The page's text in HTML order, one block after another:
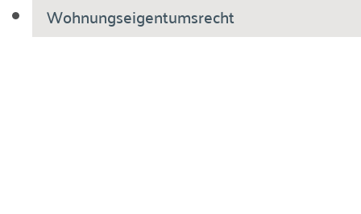
Wohnungseigentumsrecht